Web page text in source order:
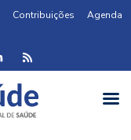
Contribuições
Agenda